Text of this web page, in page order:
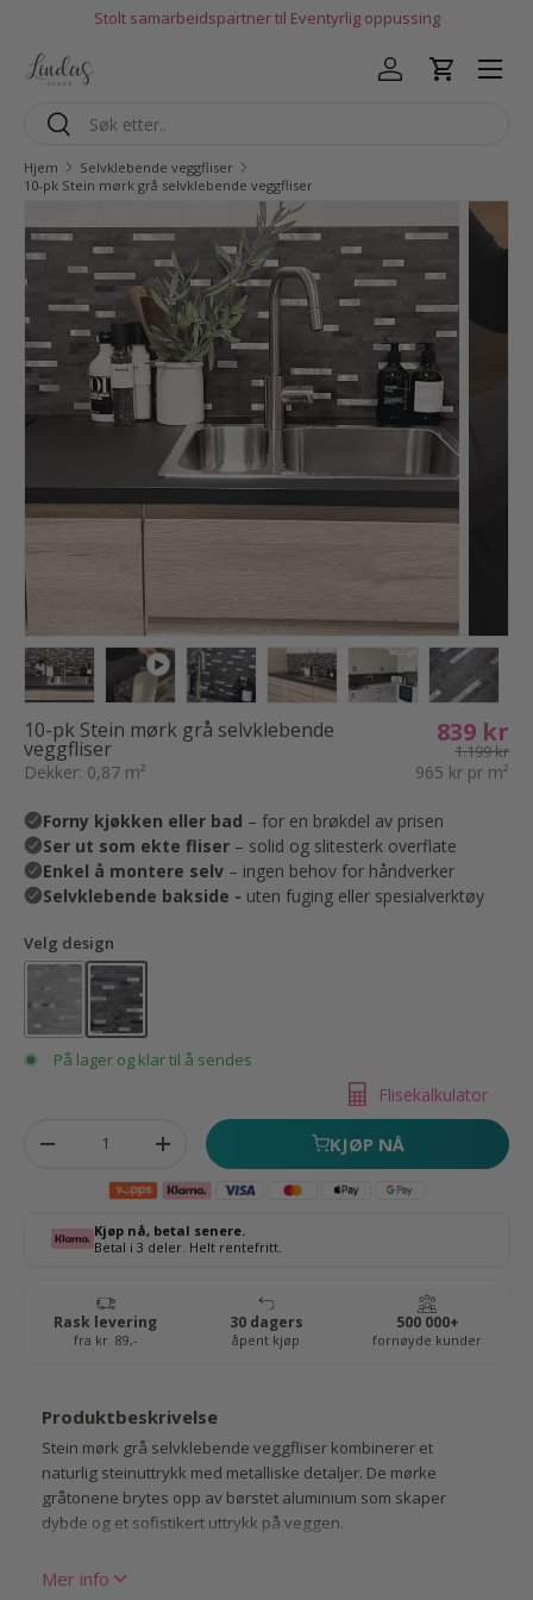
Hopp til innholdStolt samarbeidspartner til Eventyrlig oppussing
SøkSøk
Logg innHandlekurv
Hjem
Selvklebende veggfliser
10-pk Stein mørk grå selvklebende veggfliser
Gå til produktinfo
10-pk Stein mørk grå selvklebende
veggfliser
839 kr
1.199 kr
Dekker: 0,87 m² 965 kr pr m²
Velg design
På lager og klar til å sendes
Flisekalkulator
Fjern antall
Øk antall KJØP NÅ
Produktbeskrivelse
Stein mørk grå selvklebende veggfliser kombinerer et
naturlig steinuttrykk med metalliske detaljer. De mørke
gråtonene brytes opp av børstet aluminium som skaper
dybde og et sofistikert uttrykk på veggen.
dynamisk spill i overflaten. Den mørke fargepaletten gjør at
Mer info